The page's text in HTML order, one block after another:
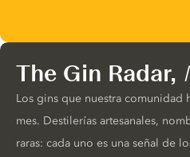
The Gin Radar,
Los gins que nuestra comunidad
mes. Destilerías artesanales,
raras: cada uno es una señal de